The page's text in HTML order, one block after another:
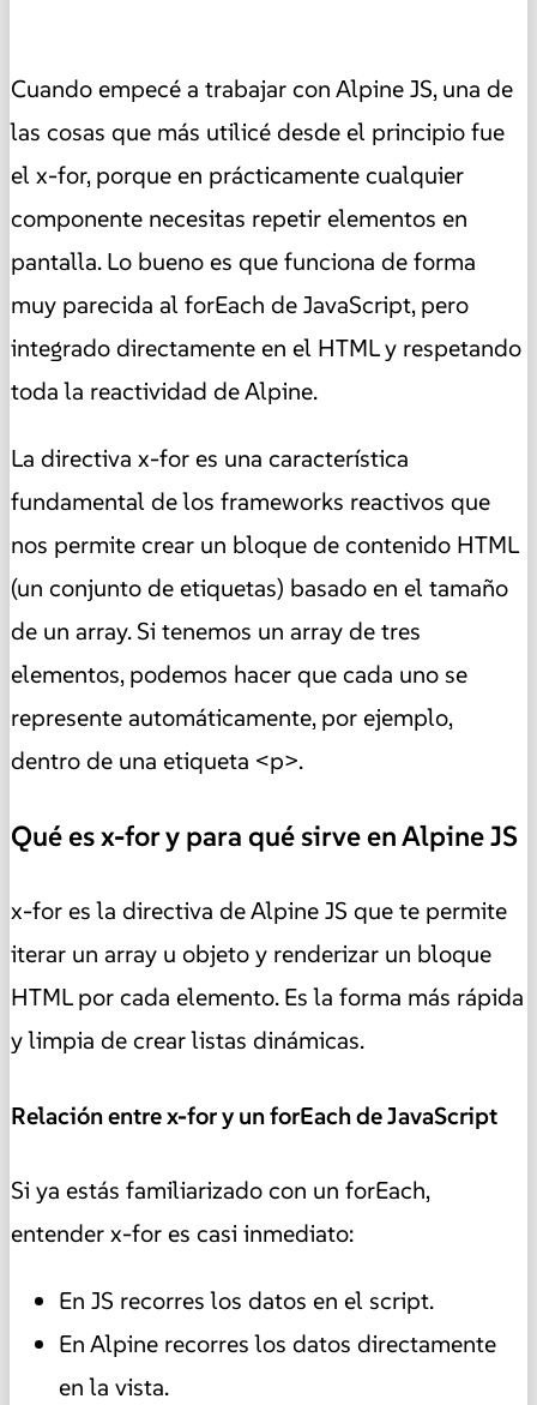
Cuando empecé a trabajar con Alpine JS, una de
las cosas que más utilicé desde el principio fue
el x-for, porque en prácticamente cualquier
componente necesitas repetir elementos en
pantalla. Lo bueno es que funciona de forma
muy parecida al forEach de JavaScript, pero
integrado directamente en el HTML y respetando
toda la reactividad de Alpine.
La directiva x-for es una característica
fundamental de los frameworks reactivos que
nos permite crear un bloque de contenido HTML
(un conjunto de etiquetas) basado en el tamaño
de un array. Si tenemos un array de tres
elementos, podemos hacer que cada uno se
represente automáticamente, por ejemplo,
dentro de una etiqueta <p>.
Qué es x-for y para qué sirve en Alpine JS
x-for es la directiva de Alpine JS que te permite
iterar un array u objeto y renderizar un bloque
HTML por cada elemento. Es la forma más rápida
y limpia de crear listas dinámicas.
Relación entre x-for y un forEach de JavaScript
Si ya estás familiarizado con un forEach,
entender x-for es casi inmediato:
En JS recorres los datos en el script.
En Alpine recorres los datos directamente
en la vista.